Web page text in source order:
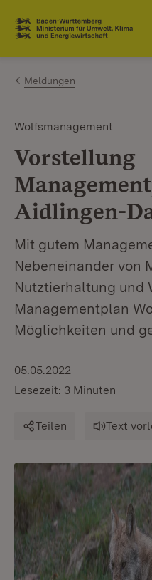
Zum Inhalt springen
Link zur Startseite
Meldungen
Wolfsmanagement
Vorstellung
Aidlingen-
Mit gutem
Nebeneinander von
Nutztierhaltung und
Managementplan
Möglichkeiten und
05.05.2022
Lesezeit: 3 Minuten
Teilen Text